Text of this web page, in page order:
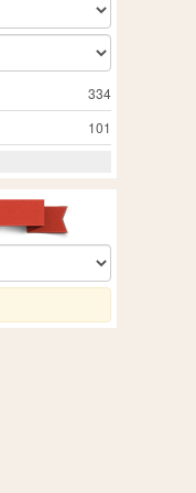
334
101